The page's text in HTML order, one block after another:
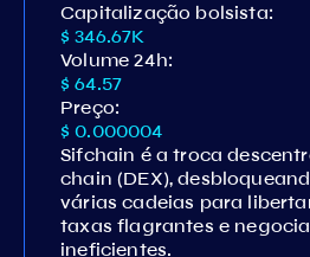
Capitalização bolsista:
$ 346.67K
Volume 24h:
$ 64.57
Preço:
$ 0.000004
Sifchain é a troca
chain (DEX),
várias cadeias para
taxas flagrantes e
ineficientes.